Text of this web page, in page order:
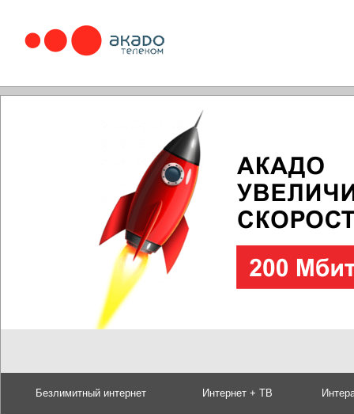
Безлимитный интернет Интернет + ТВ